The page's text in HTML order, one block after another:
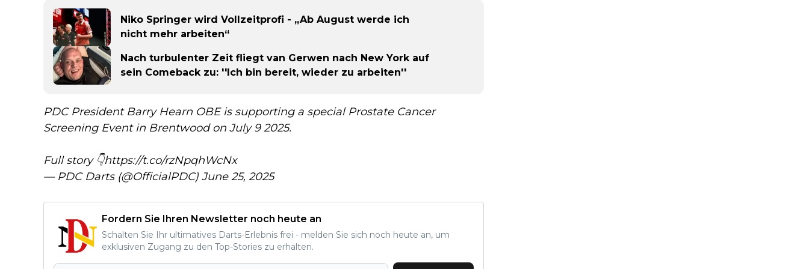
Niko Springer wird Vollzeitprofi - „Ab August werde ich
nicht mehr arbeiten“
Nach turbulenter Zeit fliegt van Gerwen nach New York auf
sein Comeback zu: ''Ich bin bereit, wieder zu arbeiten''
PDC President Barry Hearn OBE is supporting a special Prostate Cancer
Screening Event in Brentwood on July 9 2025.
Full story 👇https://t.co/rzNpqhWcNx
— PDC Darts (@OfficialPDC) June 25, 2025
Fordern Sie Ihren Newsletter noch heute an
Schalten Sie Ihr ultimatives Darts-Erlebnis frei - melden Sie sich noch heute an, um
exklusiven Zugang zu den Top-Stories zu erhalten.